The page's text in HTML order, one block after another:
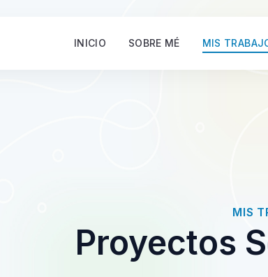
INICIO SOBRE MÉ MIS
MIS
Proyectos